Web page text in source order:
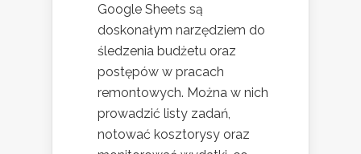
Google Sheets są
doskonałym narzędziem do
śledzenia budżetu oraz
postępów w pracach
remontowych. Można w nich
prowadzić listy zadań,
notować kosztorysy oraz